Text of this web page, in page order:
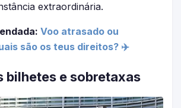
extraordinária.
Voo atrasado ou
são os teus direitos? ✈️
bilhetes e sobretaxas